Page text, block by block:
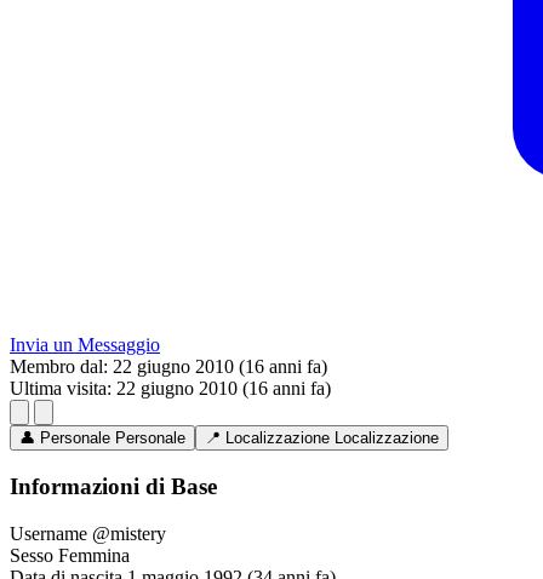
Invia un Messaggio
Membro dal: 22 giugno 2010 (16 anni fa)
Ultima visita: 22 giugno 2010 (16 anni fa)
👤 Personale Personale 📍 Localizzazione Localizzazione
Informazioni di Base
Username @mistery
Sesso Femmina